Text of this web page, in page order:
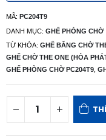
MÃ: PC204T9
DANH MỤC: GHẾ PHÒNG CHỜ
TỪ KHÓA: GHẾ BĂNG CHỜ
GHẾ CHỜ THE ONE (HÒA
GHẾ PHÒNG CHỜ PC204T9